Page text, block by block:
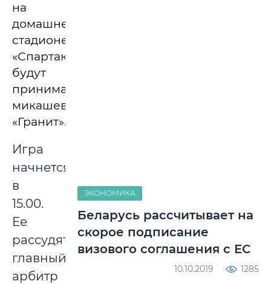
на
домашнем
стадионе
«Спартак»
будут
принимать
микашевичский
«Гранит».
Игра
начнется
в
15.00.
Ее
рассудят
главный
арбитр
ЭКОНОМИКА
Беларусь рассчитывает на
скорое подписание
визового соглашения с ЕС
10.10.2019 1285